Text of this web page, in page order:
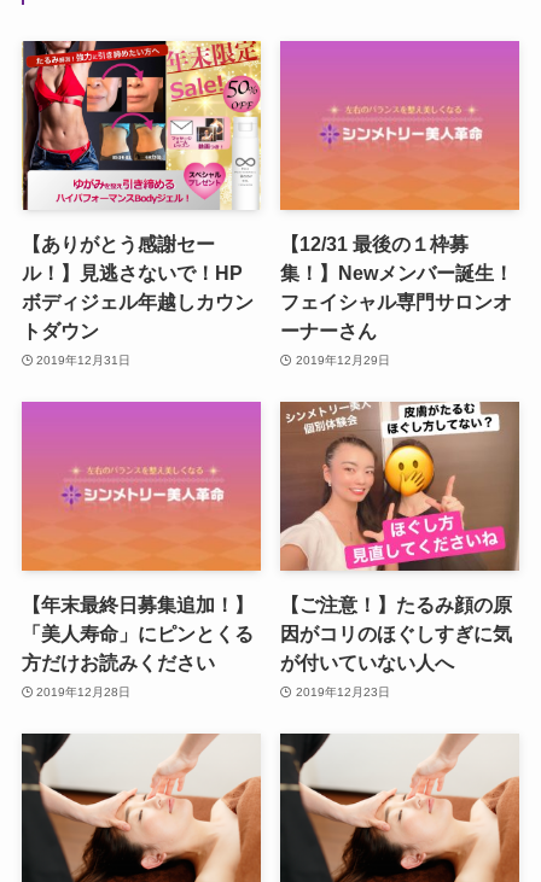
【ありがとう感謝セー
ル！】見逃さないで！HP
ボディジェル年越しカウン
トダウン
2019年12月31日
【12/31 最後の１枠募
集！】Newメンバー誕生！
フェイシャル専門サロンオ
ーナーさん
2019年12月29日
【年末最終日募集追加！】
「美人寿命」にピンとくる
方だけお読みください
2019年12月28日
【ご注意！】たるみ顔の原
因がコリのほぐしすぎに気
が付いていない人へ
2019年12月23日